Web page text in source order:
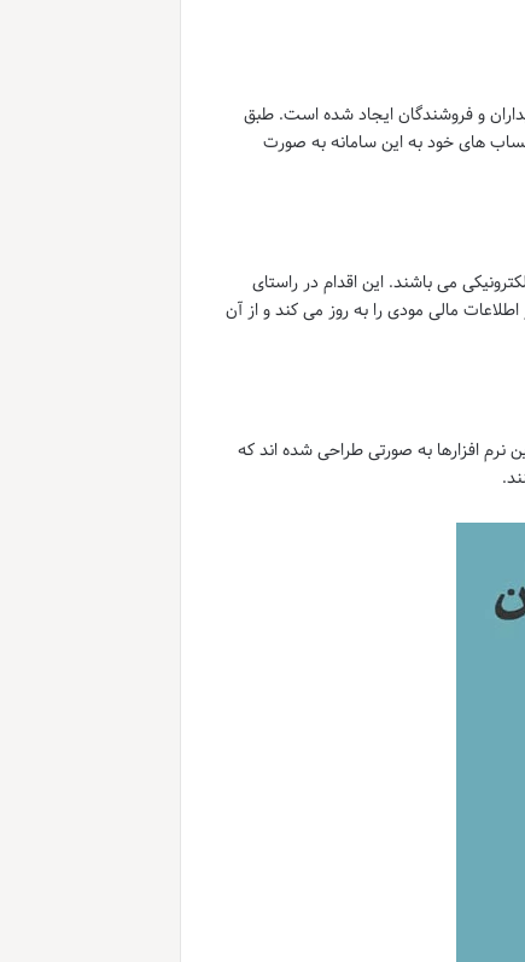
و فروشندگان ایجاد شده است. طبق
های خود به این سامانه به صورت
می باشند. این اقدام در راستای
مالی مودی را به روز می کند و از آن
نرم افزارها به صورتی طراحی شده اند که